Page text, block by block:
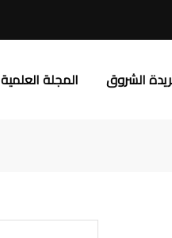
الشروق المجلة العلمية